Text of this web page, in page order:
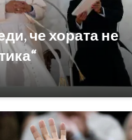
че хората не